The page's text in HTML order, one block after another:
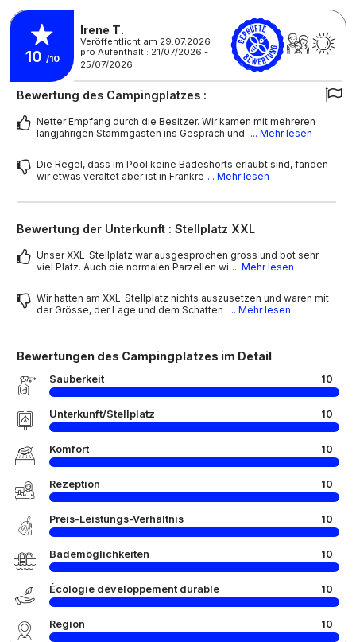
10 /10
Irene T.
Veröffentlicht am 29.07.2026
pro Aufenthalt : 21/07/2026 -
25/07/2026
Bewertung des Campingplatzes :
Netter Empfang durch die Besitzer. Wir kamen mit mehreren
langjährigen Stammgästen ins Gespräch und ... Mehr lesen
Die Regel, dass im Pool keine Badeshorts erlaubt sind, fanden
wir etwas veraltet aber ist in Frankre ... Mehr lesen
Bewertung der Unterkunft : Stellplatz XXL
Unser XXL-Stellplatz war ausgesprochen gross und bot sehr
viel Platz. Auch die normalen Parzellen wi ... Mehr lesen
Wir hatten am XXL-Stellplatz nichts auszusetzen und waren mit
der Grösse, der Lage und dem Schatten ... Mehr lesen
Bewertungen des Campingplatzes im Detail
Sauberkeit 10
Unterkunft/Stellplatz 10
Komfort 10
Rezeption 10
Preis-Leistungs-Verhältnis 10
Bademöglichkeiten 10
Écologie développement durable 10
Region 10